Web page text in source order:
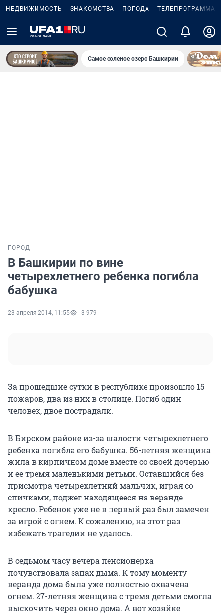
НЕДВИЖИМОСТЬ ЗНАКОМСТВА ПОГОДА ТЕЛЕПРОГРАММА
Самое соленое озеро Башкирии
ГОРОД
В Башкирии по вине
четырехлетнего ребенка погибла
бабушка
23 апреля 2014, 11:55 3 979
За прошедшие сутки в республике произошло 15
пожаров, два из них в столице. Погиб один
человек, двое пострадали.
В Бирском районе из-за шалости четырехлетнего
ребенка погибла его бабушка. 56-летняя женщина
жила в кирпичном доме вместе со своей дочерью
и ее тремя маленькими детьми. Оставшийся без
присмотра четырехлетний мальчик, играя со
спичками, поджег находящееся на веранде
кресло. Ребенок уже не в первый раз был замечен
за игрой с огнем. К сожалению, на этот раз
избежать трагедии не удалось.
В седьмом часу вечера пенсионерка
почувствовала запах дыма. К тому моменту
веранда дома была уже полностью охвачена
огнем. 27-летняя женщина с тремя детьми смогла
выскочить через окно дома. А вот хозяйке